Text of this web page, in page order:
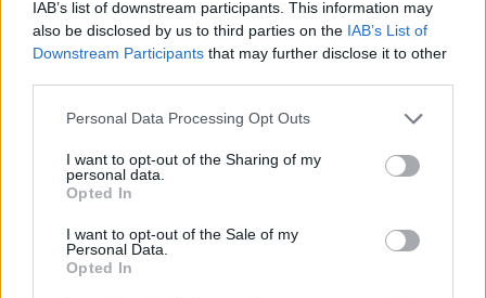
IAB’s list of downstream participants. This information may
also be disclosed by us to third parties on the IAB’s List of
Downstream Participants that may further disclose it to other
Personal Data Processing Opt Outs
I want to opt-out of the Sharing of my
personal data.
Opted In
I want to opt-out of the Sale of my
Personal Data.
Opted In
ΥΓΕΙΑ 07 Αυγούστου 2026 20:01
Καύσωνας: Οι κίνδυνοι για όσους κάνουν θεραπεία
ΙΣΑ: «Καμπανάκι» για τον ιό του Δυτικού Νείλου στην
Αττική – Τι ζητά από τις Αρχές